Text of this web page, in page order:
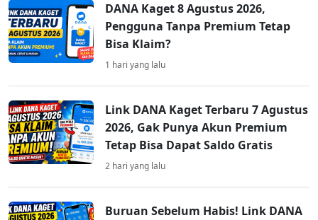
DANA Kaget 8 Agustus 2026,
Pengguna Tanpa Premium Tetap
Bisa Klaim?
1 hari yang lalu
Link DANA Kaget Terbaru 7 Agustus
2026, Gak Punya Akun Premium
Tetap Bisa Dapat Saldo Gratis
2 hari yang lalu
Buruan Sebelum Habis! Link DANA